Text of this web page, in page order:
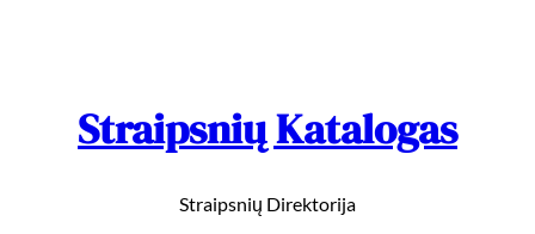
Straipsnių Katalogas
Straipsnių Direktorija